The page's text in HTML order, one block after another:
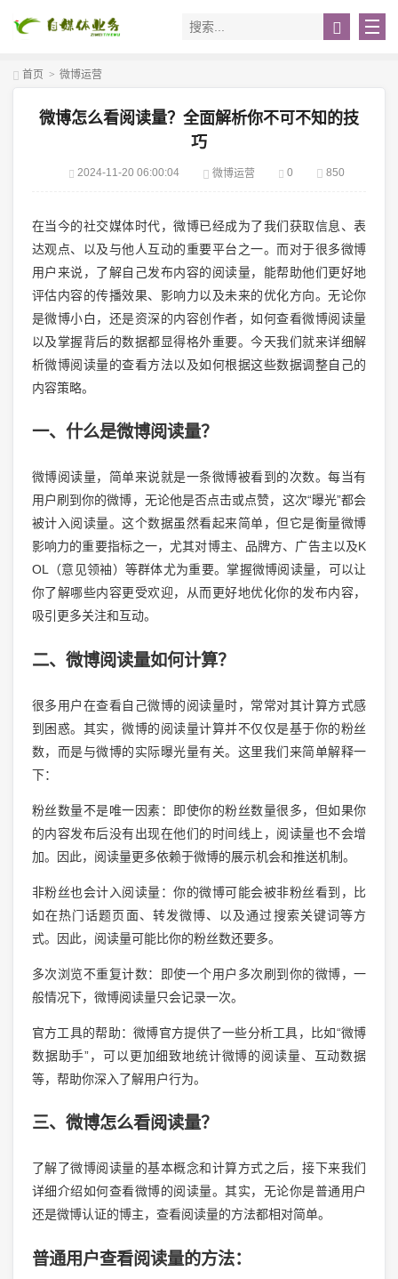
首页 > 微博运营
微博怎么看阅读量？全面解析你不可不知的技
巧
2024-11-20 06:00:04 微博运营 0 850
在当今的社交媒体时代，微博已经成为了我们获取信息、表
达观点、以及与他人互动的重要平台之一。而对于很多微博
用户来说，了解自己发布内容的阅读量，能帮助他们更好地
评估内容的传播效果、影响力以及未来的优化方向。无论你
是微博小白，还是资深的内容创作者，如何查看微博阅读量
以及掌握背后的数据都显得格外重要。今天我们就来详细解
析微博阅读量的查看方法以及如何根据这些数据调整自己的
内容策略。
一、什么是微博阅读量？
微博阅读量，简单来说就是一条微博被看到的次数。每当有
用户刷到你的微博，无论他是否点击或点赞，这次“曝光”都会
被计入阅读量。这个数据虽然看起来简单，但它是衡量微博
影响力的重要指标之一，尤其对博主、品牌方、广告主以及K
OL（意见领袖）等群体尤为重要。掌握微博阅读量，可以让
你了解哪些内容更受欢迎，从而更好地优化你的发布内容，
吸引更多关注和互动。
二、微博阅读量如何计算？
很多用户在查看自己微博的阅读量时，常常对其计算方式感
到困惑。其实，微博的阅读量计算并不仅仅是基于你的粉丝
数，而是与微博的实际曝光量有关。这里我们来简单解释一
下：
粉丝数量不是唯一因素：即使你的粉丝数量很多，但如果你
的内容发布后没有出现在他们的时间线上，阅读量也不会增
加。因此，阅读量更多依赖于微博的展示机会和推送机制。
非粉丝也会计入阅读量：你的微博可能会被非粉丝看到，比
如在热门话题页面、转发微博、以及通过搜索关键词等方
式。因此，阅读量可能比你的粉丝数还要多。
多次浏览不重复计数：即使一个用户多次刷到你的微博，一
般情况下，微博阅读量只会记录一次。
官方工具的帮助：微博官方提供了一些分析工具，比如“微博
数据助手”，可以更加细致地统计微博的阅读量、互动数据
等，帮助你深入了解用户行为。
三、微博怎么看阅读量？
了解了微博阅读量的基本概念和计算方式之后，接下来我们
详细介绍如何查看微博的阅读量。其实，无论你是普通用户
还是微博认证的博主，查看阅读量的方法都相对简单。
普通用户查看阅读量的方法：